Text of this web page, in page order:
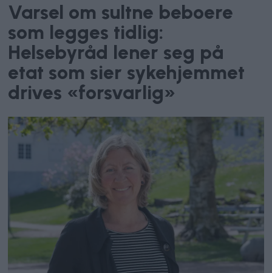
Varsel om sultne beboere
som legges tidlig:
Helsebyråd lener seg på
etat som sier sykehjemmet
drives «forsvarlig»